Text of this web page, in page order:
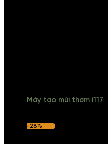
Máy tạo mùi thơm i117
-28%